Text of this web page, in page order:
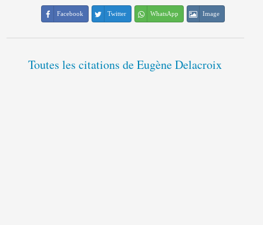
Facebook Twitter WhatsApp Image
Toutes les citations de Eugène Delacroix